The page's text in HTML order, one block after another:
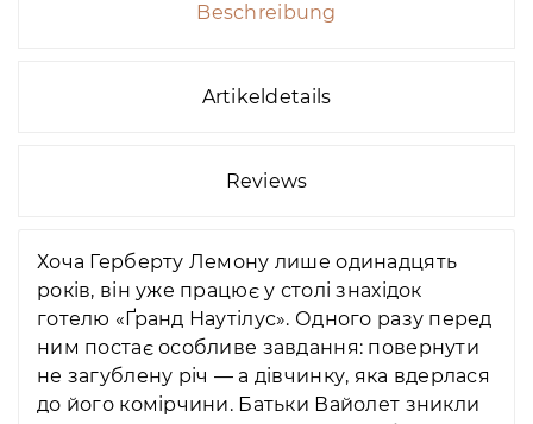
Beschreibung
Artikeldetails
Reviews
Хоча Герберту Лемону лише одинадцять
років, він уже працює у столі знахідок
готелю «Ґранд Наутілус». Одного разу перед
ним постає особливе завдання: повернути
не загублену річ — а дівчинку, яка вдерлася
до його комірчини. Батьки Вайолет зникли